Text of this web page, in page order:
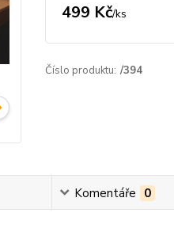
499 Kč/ks
Číslo produktu: /394
Komentáře 0